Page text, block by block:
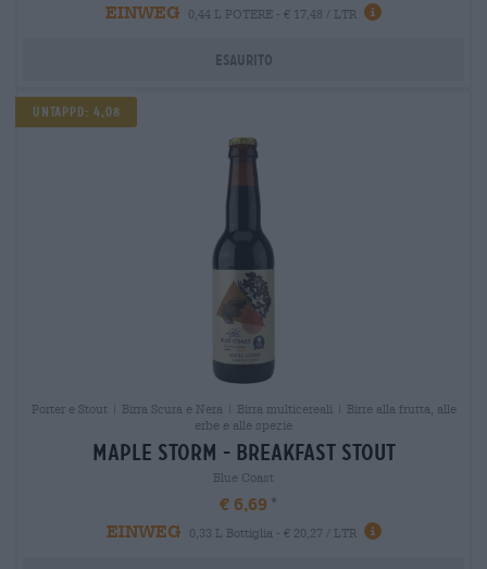
EINWEG
0,44 L POTERE - € 17,48 / LTR
Esaurito
Untappd: 4,08
Porter e Stout | Birra Scura e Nera | Birra multicereali | Birre alla frutta, alle
erbe e alle spezie
maple storm - breakfast stout
Blue Coast
€ 6,69
EINWEG
0,33 L Bottiglia - € 20,27 / LTR